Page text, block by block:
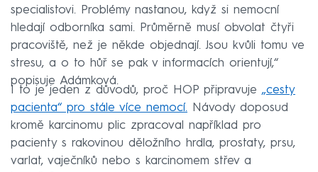
specialistovi. Problémy nastanou, když si nemocní
hledají odborníka sami. Průměrně musí obvolat čtyři
pracoviště, než je někde objednají. Jsou kvůli tomu ve
stresu, a o to hůř se pak v informacích orientují,“
popisuje Adámková.
I to je jeden z důvodů, proč HOP připravuje „cesty
pacienta“ pro stále více nemocí. Návody doposud
kromě karcinomu plic zpracoval například pro
pacienty s rakovinou děložního hrdla, prostaty, prsu,
varlat, vaječníků nebo s karcinomem střev a